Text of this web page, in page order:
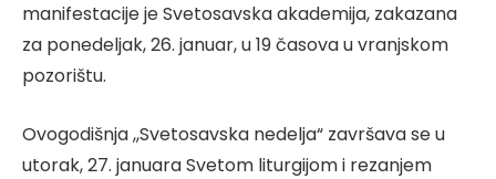
manifestacije je Svetosavska akademija, zakazana
za ponedeljak, 26. januar, u 19 časova u vranjskom
pozorištu.
Ovogodišnja ,,Svetosavska nedelja“ završava se u
utorak, 27. januara Svetom liturgijom i rezanjem